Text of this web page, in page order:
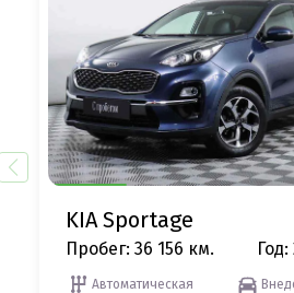
KIA Sportage
Пробег: 36 156 км. Год:
Автоматическая